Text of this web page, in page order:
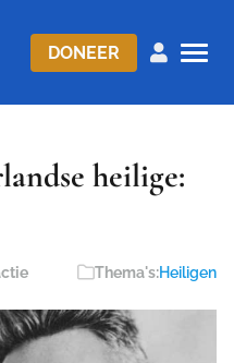
DONEER
heilige:
Thema's:Heiligen